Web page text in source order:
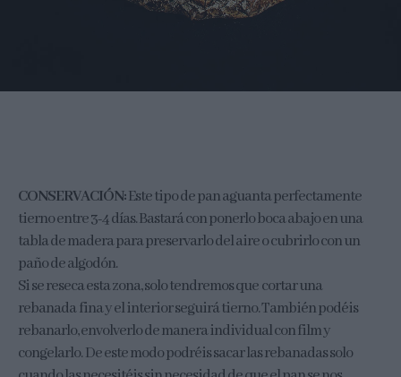
CONSERVACIÓN:Este tipo de pan aguanta perfectamente
tierno entre 3-4 días. Bastará con ponerlo boca abajo en una
tabla de madera para preservarlo del aire o cubrirlo con un
paño de algodón.
Si se reseca esta zona, solo tendremos que cortar una
rebanada fina y el interior seguirá tierno. También podéis
rebanarlo, envolverlo de manera individual con film y
congelarlo. De este modo podréis sacar las rebanadas solo